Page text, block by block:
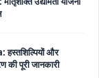
और
पूरी जानकारी
इस सरकारी
यहाँ से चेक करे